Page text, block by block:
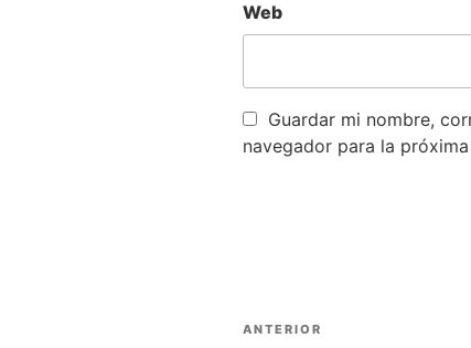
Web
Guardar mi nombre,
navegador para la
Navegación
Entrada
ANTERIOR